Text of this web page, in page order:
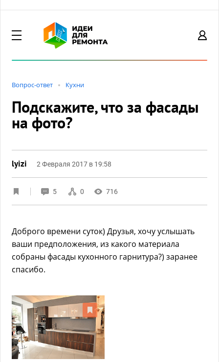
Вопрос-ответ Кухни
Подскажите, что за фасады
на фото?
lyizi 2 Февраля 2017 в 19:58
5 0 716
Доброго времени суток) Друзья, хочу услышать
ваши предположения, из какого материала
собраны фасады кухонного гарнитура?) заранее
спасибо.